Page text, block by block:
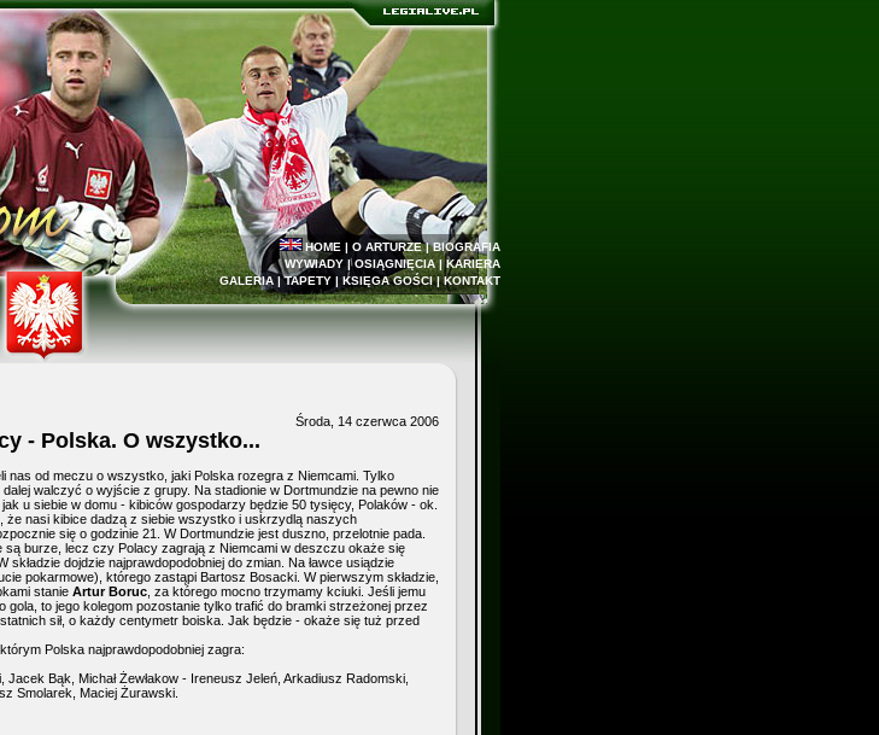
HOME | O ARTURZE|BIOGRAFIA
WYWIADY|OSIĄGNIĘCIA|KARIERA
GALERIA|TAPETY| KSIĘGA GOŚCI|KONTAKT
Środa, 14 czerwca 2006
- Polska. O wszystko...
nas od meczu o wszystko, jaki Polska rozegra z Niemcami. Tylko
walczyć o wyjście z grupy. Na stadionie w Dortmundzie na pewno nie
u siebie w domu - kibiców gospodarzy będzie 50 tysięcy, Polaków - ok.
że nasi kibice dadzą z siebie wszystko i uskrzydlą naszych
się o godzinie 21. W Dortmundzie jest duszno, przelotnie pada.
są burze, lecz czy Polacy zagrają z Niemcami w deszczu okaże się
składzie dojdzie najprawdopodobniej do zmian. Na ławce usiądzie
pokarmowe), którego zastąpi Bartosz Bosacki. W pierwszym składzie,
stanie Artur Boruc, za którego mocno trzymamy kciuki. Jeśli jemu
to jego kolegom pozostanie tylko trafić do bramki strzeżonej przez
sił, o każdy centymetr boiska. Jak będzie - okaże się tuż przed
Polska najprawdopodobniej zagra:
Bąk, Michał Żewłakow - Ireneusz Jeleń, Arkadiusz Radomski,
Smolarek, Maciej Żurawski.